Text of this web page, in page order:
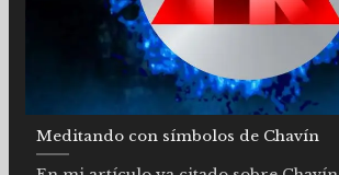
Meditando con símbolos de Chavín